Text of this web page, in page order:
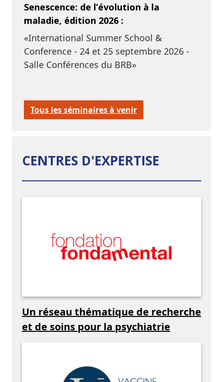
Senescence: de l’évolution à la
maladie, édition 2026 :
«International Summer School &
Conference - 24 et 25 septembre 2026 -
Salle Conférences du BRB»
Tous les séminaires à venir
CENTRES D'EXPERTISE
Un réseau thématique de recherche
et de soins pour la psychiatrie